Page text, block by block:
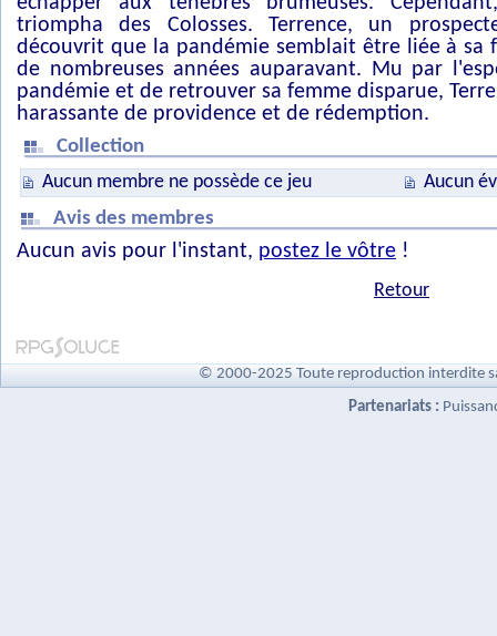
triompha des Colosses. Terrence, un
découvrit que la pandémie semblait être liée à sa
de nombreuses années auparavant. Mu par
pandémie et de retrouver sa femme disparue,
harassante de providence et de rédemption.
Collection
Aucun membre ne possède ce jeu
Aucun
Avis des membres
Aucun avis pour l'instant, postez le vôtre !
Retour
© 2000-2025 Toute reproduction interdite
Partenariats :